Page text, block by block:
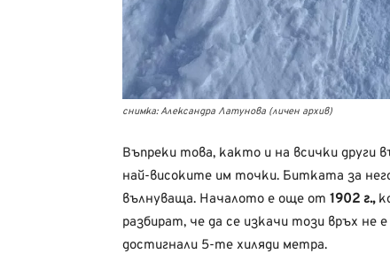
снимка: Александра Латунова (личен архив)
Въпреки това, както и на всички други
най-високите им точки. Битката за
вълнуваща. Началото е още от 1902 г.,
разбират, че да се изкачи този връх
достигнали 5-те хиляди метра.